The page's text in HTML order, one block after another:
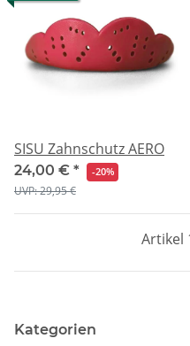
SISU Zahnschutz AERO
24,00 € * -20%
UVP: 29,95 €
Artikel
Kategorien